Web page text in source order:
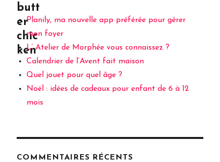
butt
er
chic
ken
Planily, ma nouvelle app préférée pour gérer
mon foyer
L’ Atelier de Morphée vous connaissez ?
Calendrier de l’Avent fait maison
Quel jouet pour quel âge ?
Noël : idées de cadeaux pour enfant de 6 à 12
mois
COMMENTAIRES RÉCENTS